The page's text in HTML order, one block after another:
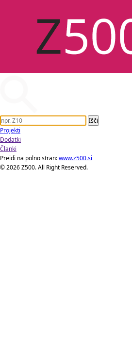
Projekti
Dodatki
Članki
Preidi na polno stran:www.z500.si
© 2026 Z500. All Right Reserved.